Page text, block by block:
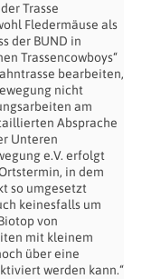
Trasse
Fledermäuse als
der BUND in
Trassencowboys“
bearbeiten,
nicht
am
Absprache
Unteren
e.V. erfolgt
in dem
so umgesetzt
keinesfalls um
von
mit kleinem
über eine
werden kann.“